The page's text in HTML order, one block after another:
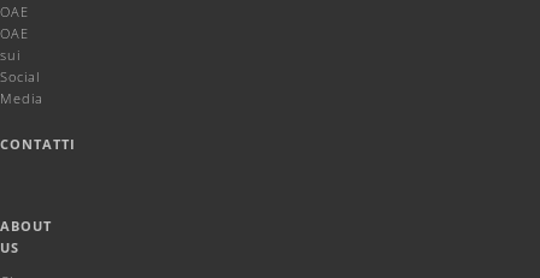
OAE
OAE
sui
Social
Media
CONTATTI
ABOUT
US